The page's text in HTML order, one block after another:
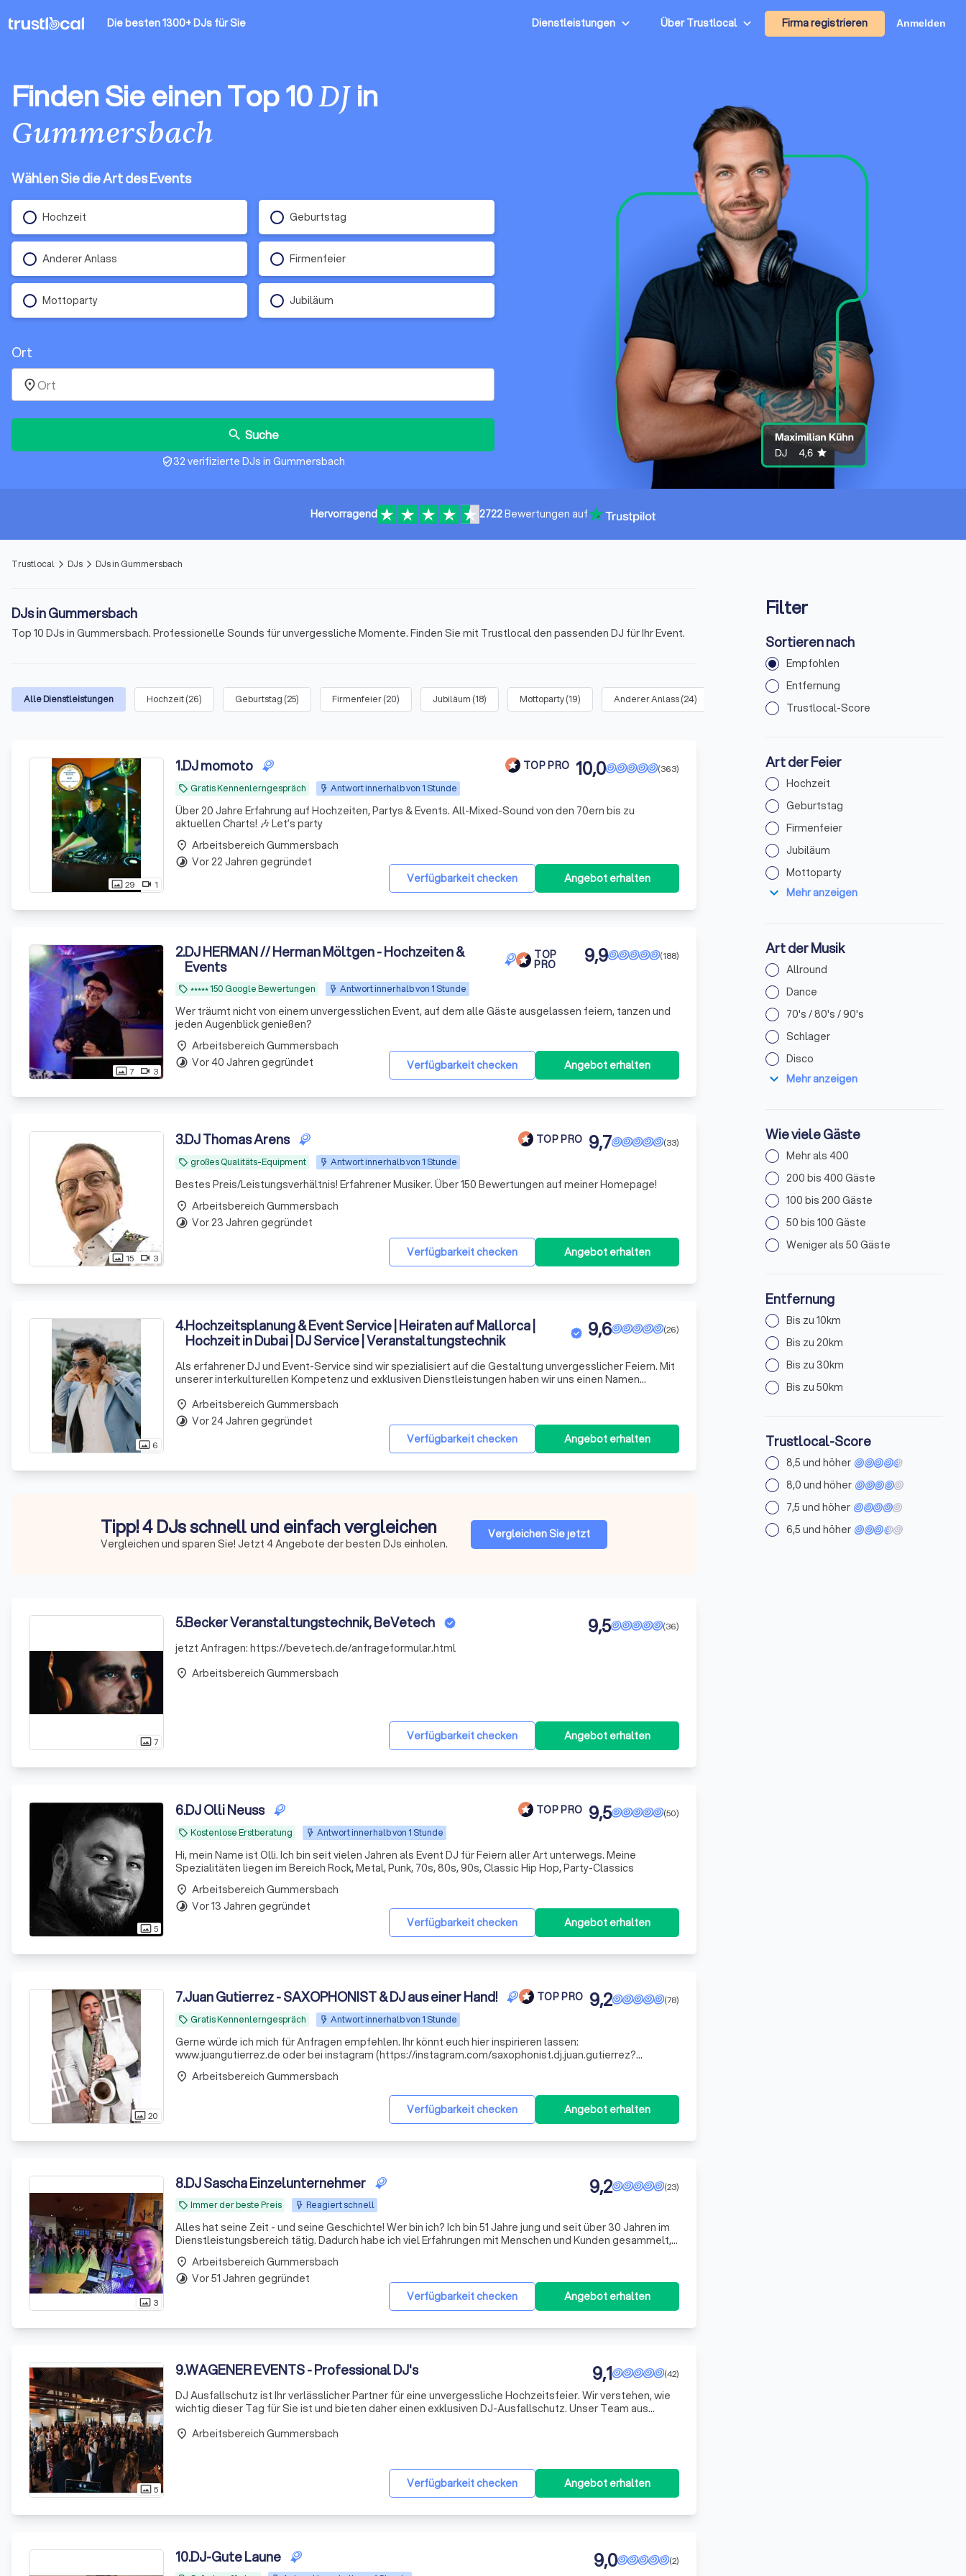
Die besten 1300+ DJs für Sie Dienstleistungen Über Trustlocal Firma registrieren Anmelden
Finden Sie einen Top 10DJin
Gummersbach
Wählen Sie die Art des Events
Hochzeit Geburtstag
Anderer Anlass Firmenfeier
Mottoparty Jubiläum
Ort
place
search Suche
verified_user32 verifizierte DJs in Gummersbach
Hervorragend 2722Bewertungen auf
Trustlocal arrow_forward_ios DJs arrow_forward_ios DJs in Gummersbach
DJs in Gummersbach
Top 10 DJs in Gummersbach. Professionelle Sounds für unvergessliche Momente. Finden Sie mit Trustlocal den passenden DJ für Ihr Event.
Alle Dienstleistungen Hochzeit(26) Geburtstag (25) Firmenfeier(20) Jubiläum (18) Mottoparty(19) Anderer Anlass(24)
photo_size_select_actual29 videocam 1
1.DJ momoto TOP PRO
local_offer Gratis Kennenlerngespräch Antwort innerhalb von 1 Stunde
(363)
10,0
Über 20 Jahre Erfahrung auf Hochzeiten, Partys & Events. All-Mixed-Sound von den 70ern bis zu
aktuellen Charts! 🎶 Let’s party
Verfügbarkeit checken Angebot erhalten
place Arbeitsbereich Gummersbach
timelapse Vor 22 Jahren gegründet
photo_size_select_actual7 videocam 3
2.DJ HERMAN // Herman Möltgen - Hochzeiten &
Events
TOP
PRO
local_offer ⭑⭑⭑⭑⭑ 150 Google Bewertungen Antwort innerhalb von 1 Stunde
(188)
9,9
Wer träumt nicht von einem unvergesslichen Event, auf dem alle Gäste ausgelassen feiern, tanzen und
jeden Augenblick genießen?
Verfügbarkeit checken Angebot erhalten
place Arbeitsbereich Gummersbach
timelapse Vor 40 Jahren gegründet
photo_size_select_actual 15 videocam 3
3.DJ Thomas Arens TOP PRO
local_offer großes Qualitäts-Equipment Antwort innerhalb von 1 Stunde
(33)
9,7
Bestes Preis/Leistungsverhältnis! Erfahrener Musiker. Über 150 Bewertungen auf meiner Homepage!
Verfügbarkeit checken Angebot erhalten
place Arbeitsbereich Gummersbach
timelapse Vor 23 Jahren gegründet
photo_size_select_actual 6
4.Hochzeitsplanung & Event Service | Heiraten auf Mallorca |
Hochzeit in Dubai | DJ Service | Veranstaltungstechnik
(26)
9,6
Als erfahrener DJ und Event-Service sind wir spezialisiert auf die Gestaltung unvergesslicher Feiern. Mit
unserer interkulturellen Kompetenz und exklusiven Dienstleistungen haben wir uns einen Namen
Verfügbarkeit checken Angebot erhalten
place Arbeitsbereich Gummersbach
timelapse Vor 24 Jahren gegründet
Tipp! 4 DJs schnell und einfach vergleichen
Vergleichen und sparen Sie! Jetzt 4 Angebote der besten DJs einholen.
Vergleichen Sie jetzt
photo_size_select_actual7
5.Becker Veranstaltungstechnik, BeVetech (36)
9,5
jetzt Anfragen: https://bevetech.de/anfrageformular.html
Verfügbarkeit checken Angebot erhalten
place Arbeitsbereich Gummersbach
photo_size_select_actual5
6.DJ Olli Neuss TOP PRO
local_offer Kostenlose Erstberatung Antwort innerhalb von 1 Stunde
(50)
9,5
Hi, mein Name ist Olli. Ich bin seit vielen Jahren als Event DJ für Feiern aller Art unterwegs. Meine
Spezialitäten liegen im Bereich Rock, Metal, Punk, 70s, 80s, 90s, Classic Hip Hop, Party-Classics
Verfügbarkeit checken Angebot erhalten
place Arbeitsbereich Gummersbach
timelapse Vor 13 Jahren gegründet
photo_size_select_actual20
7.Juan Gutierrez - SAXOPHONIST & DJ aus einer Hand! TOP PRO
local_offer Gratis Kennenlerngespräch Antwort innerhalb von 1 Stunde
(78)
9,2
Gerne würde ich mich für Anfragen empfehlen. Ihr könnt euch hier inspirieren lassen:
www.juangutierrez.de oder bei instagram (https://instagram.com/saxophonist.dj.juan.gutierrez?
igshid=YmMyMTA2M2Y=)
Verfügbarkeit checken Angebot erhalten
place Arbeitsbereich Gummersbach
photo_size_select_actual 3
8.DJ Sascha Einzelunternehmer
local_offer Immer der beste Preis Reagiert schnell
(23)
9,2
Alles hat seine Zeit - und seine Geschichte! Wer bin ich? Ich bin 51 Jahre jung und seit über 30 Jahren im
Dienstleistungsbereich tätig. Dadurch habe ich viel Erfahrungen mit Menschen und Kunden gesammelt,
vor allem die Zufriedenheit meiner Kunden liegt mir am Herzen. Seit über 11 Jahren bin ich er
Verfügbarkeit checken Angebot erhalten
place Arbeitsbereich Gummersbach
timelapse Vor 51 Jahren gegründet
photo_size_select_actual5
9.WAGENER EVENTS - Professional DJ's (42)
9,1
DJ Ausfallschutz ist Ihr verlässlicher Partner für eine unvergessliche Hochzeitsfeier. Wir verstehen, wie
wichtig dieser Tag für Sie ist und bieten daher einen exklusiven DJ-Ausfallschutz. Unser Team aus
Verfügbarkeit checken Angebot erhalten
place Arbeitsbereich Gummersbach
10.DJ-Gute Laune (2)
9,0
Filter
Sortieren nach
Empfohlen
Entfernung
Trustlocal-Score
Art der Feier
Hochzeit
Geburtstag
Firmenfeier
Jubiläum
Mottoparty
expand_more Mehr anzeigen
Art der Musik
Allround
Dance
70's / 80's / 90's
Schlager
Disco
expand_more Mehr anzeigen
Wie viele Gäste
Mehr als 400
200 bis 400 Gäste
100 bis 200 Gäste
50 bis 100 Gäste
Weniger als 50 Gäste
Entfernung
Bis zu 10km
Bis zu 20km
Bis zu 30km
Bis zu 50km
Trustlocal-Score
8,5 und höher
8,0 und höher
7,5 und höher
6,5 und höher